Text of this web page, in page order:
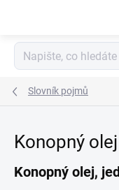
Slovník pojmů
Konopný olej
Konopný olej,